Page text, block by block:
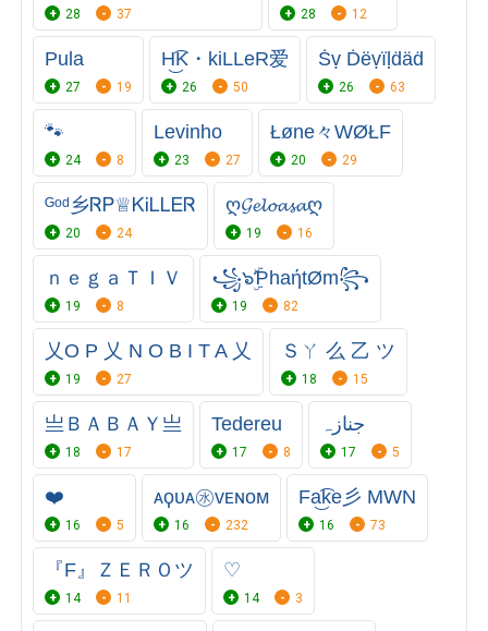
28 37 28 12
Pula
27 19
H͜͡K・kiLLeR爱
26 50
Ṡṿ Ḋëṿïḷḋäḋ
26 63
🐾
24 8
Levinho
23 27
Łøne々WØŁF
20 29
ᴳᵒᵈ乡ᏒᏢ♕ᏦᎥᏞᏞᎬᏒ
20 24
ღ𝓖𝓮𝓵𝓸𝓪𝓼𝓪ღ
19 16
ｎｅｇａＴＩＶ
19 8
꧁๖ۣۜƤhaήtØm꧂
19 82
乂O P 乂 N O B I T A 乂
19 27
Ｓㄚ 么 乙 ツ
18 15
亗ＢＡＢＡＹ亗
18 17
Tedereu
17 8
جنازہ
17 5
❤️
16 5
ᴀϙᴜᴀ㊌ᴠᴇɴᴏᴍ
16 232
Fa͜͡ke彡 MWN
16 73
『F』ＺＥＲＯツ
14 11
♡
14 3